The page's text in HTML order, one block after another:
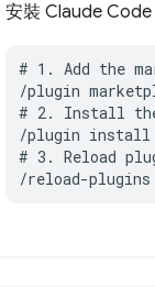
安裝 Claude
# 1. Add the
/plugin
# 2. Install
/plugin install
# 3. Reload
/reload-plugins